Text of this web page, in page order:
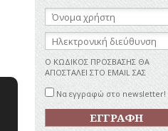
ΑΘΛΗΤΙΣΜΟΥ
ΠΕΡΙΗΓΗΤΕΣ
ΠΟΛΙΤΙΚΟΙ
ΣΥΓΓΡΑΦΕΙΣ
–
ΦΙΛΕΛΛΗΝΕΣ
Όνομα
χρήστη:
Ηλεκτρονική
διεύθυνση:
Ο ΚΩΔΙΚΟΣ ΠΡΟΣΒΑΣΗΣ ΘΑ
ΑΠΟΣΤΑΛΕΙ ΣΤΟ EMAIL ΣΑΣ
Να εγγραφώ στο newsletter!